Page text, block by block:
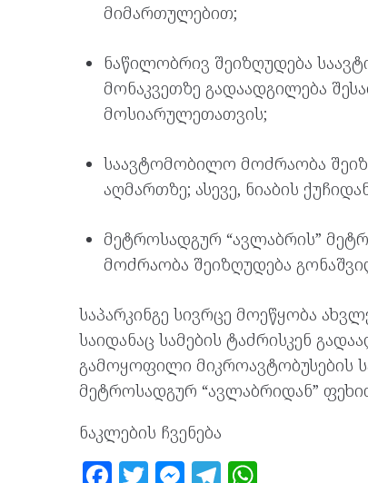
მიმართულებით;
ნაწილობრივ შეიზღუდება
მონაკვეთზე გადაადგილება
მოსიარულეთათვის;
საავტომობილო მოძრაობა
აღმართზე; ასევე, ნიაბის
მეტროსადგურ “ავლაბრის”
მოძრაობა შეიზღუდება
საპარკინგე სივრცე მოეწყობა
საიდანაც სამების ტაძრისკენ
გამოყოფილი მიკროავტობუსების
მეტროსადგურ “ავლაბრიდან”
ნაკლების ჩვენება
F T M T